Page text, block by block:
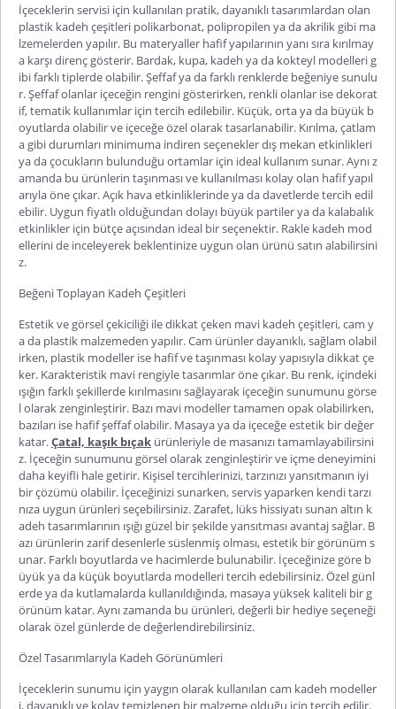
İçeceklerin servisi için kullanılan pratik, dayanıklı tasarımlardan olan
plastik kadeh çeşitleri polikarbonat, polipropilen ya da akrilik gibi ma
lzemelerden yapılır. Bu materyaller hafif yapılarının yanı sıra kırılmay
a karşı direnç gösterir. Bardak, kupa, kadeh ya da kokteyl modelleri g
ibi farklı tiplerde olabilir. Şeffaf ya da farklı renklerde beğeniye sunulu
r. Şeffaf olanlar içeceğin rengini gösterirken, renkli olanlar ise dekorat
if, tematik kullanımlar için tercih edilebilir. Küçük, orta ya da büyük b
oyutlarda olabilir ve içeceğe özel olarak tasarlanabilir. Kırılma, çatlam
a gibi durumları minimuma indiren seçenekler dış mekan etkinlikleri
ya da çocukların bulunduğu ortamlar için ideal kullanım sunar. Aynı z
amanda bu ürünlerin taşınması ve kullanılması kolay olan hafif yapıl
arıyla öne çıkar. Açık hava etkinliklerinde ya da davetlerde tercih edil
ebilir. Uygun fiyatlı olduğundan dolayı büyük partiler ya da kalabalık
etkinlikler için bütçe açısından ideal bir seçenektir. Rakle kadeh mod
ellerini de inceleyerek beklentinize uygun olan ürünü satın alabilirsini
z.
Beğeni Toplayan Kadeh Çeşitleri
Estetik ve görsel çekiciliği ile dikkat çeken mavi kadeh çeşitleri, cam y
a da plastik malzemeden yapılır. Cam ürünler dayanıklı, sağlam olabil
irken, plastik modeller ise hafif ve taşınması kolay yapısıyla dikkat çe
ker. Karakteristik mavi rengiyle tasarımlar öne çıkar. Bu renk, içindeki
ışığın farklı şekillerde kırılmasını sağlayarak içeceğin sunumunu görse
l olarak zenginleştirir. Bazı mavi modeller tamamen opak olabilirken,
bazıları ise hafif şeffaf olabilir. Masaya ya da içeceğe estetik bir değer
katar.Çatal, kaşık bıçak ürünleriyle de masanızı tamamlayabilirsini
z. İçeceğin sunumunu görsel olarak zenginleştirir ve içme deneyimini
daha keyifli hale getirir. Kişisel tercihlerinizi, tarzınızı yansıtmanın iyi
bir çözümü olabilir. İçeceğinizi sunarken, servis yaparken kendi tarzı
nıza uygun ürünleri seçebilirsiniz. Zarafet, lüks hissiyatı sunan altın k
adeh tasarımlarının ışığı güzel bir şekilde yansıtması avantaj sağlar. B
azı ürünlerin zarif desenlerle süslenmiş olması, estetik bir görünüm s
unar. Farklı boyutlarda ve hacimlerde bulunabilir. İçeceğinize göre b
üyük ya da küçük boyutlarda modelleri tercih edebilirsiniz. Özel günl
erde ya da kutlamalarda kullanıldığında, masaya yüksek kaliteli bir g
örünüm katar. Aynı zamanda bu ürünleri, değerli bir hediye seçeneği
olarak özel günlerde de değerlendirebilirsiniz.
Özel Tasarımlarıyla Kadeh Görünümleri
İçeceklerin sunumu için yaygın olarak kullanılan cam kadeh modeller
i, dayanıklı ve kolay temizlenen bir malzeme olduğu için tercih edilir.